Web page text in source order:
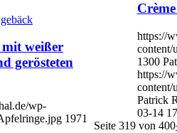
weißer
gerösteten
wp-
1971
https://
content/
1300
https://
content/
Patrick
03-14
Seite 319 von 400